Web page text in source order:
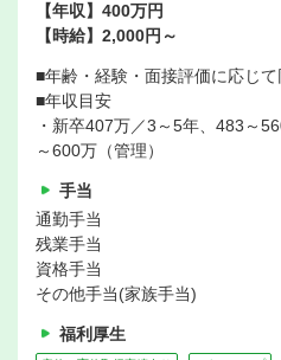
【年収】400万円
【時給】2,000円～
■年齢・経験・面接評価に応じ
■年収目安
・新卒407万／3～5年、483～
～600万（管理）
手当
通勤手当
残業手当
資格手当
その他手当(家族手当)
福利厚生